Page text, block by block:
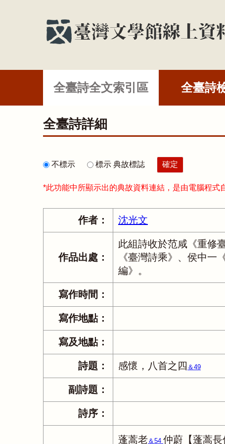
全臺詩全文索引區 全臺詩
全臺詩詳細
不標示 標示 典故標誌
*此功能中所顯示出的典故資料連結，是由電腦程式
作者： 沈光文
作品出處：
此組詩收於范咸《重修
《臺灣詩乘》、侯中
編》。
寫作時間：
寫作地點：
寫及地點：
詩題： 感懷，八首之四 ＆49
副詩題：
詩序：
蓬蒿老＆54 仲蔚【蓬蒿長